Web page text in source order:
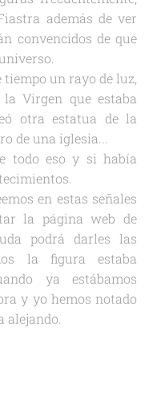
además de ver
convencidos de que
tiempo un rayo de luz,
Virgen que estaba
otra estatua de la
de una iglesia...
todo eso y si había
en estas señales
la página web de
podrá darles las
la figura estaba
ya estábamos
y yo hemos notado
alejando.